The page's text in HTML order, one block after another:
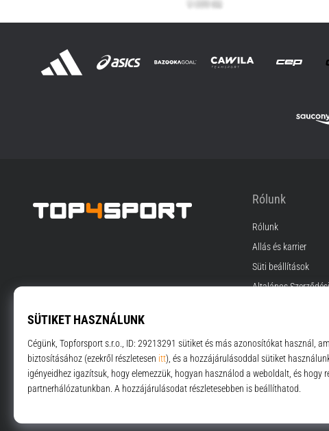
Rólunk
Rólunk
Állás és karrier
Süti beállítások
Általános